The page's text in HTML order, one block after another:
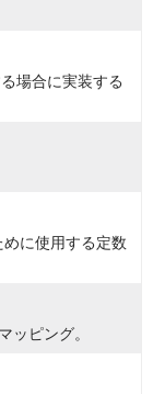
場合に実装する
に使用する定数
ッピング。